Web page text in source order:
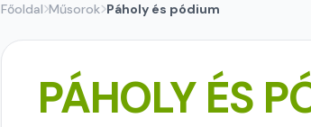
Főoldal Műsorok Páholy és pódium
PÁHOLY ÉS